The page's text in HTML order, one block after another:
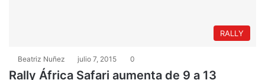
RALLY
Beatriz Nuñez julio 7, 2015 0
Rally África Safari aumenta de 9 a 13